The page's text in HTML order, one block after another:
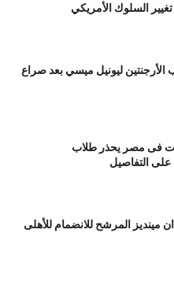
السلوك الأمريكي
الأرجنتين ليونيل ميسي بعد صراع
فى مصر يحذر طلاب
على التفاصيل
مينديز المرشح للانضمام للأهلى